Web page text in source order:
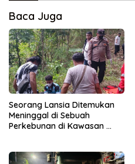
Baca Juga
Seorang Lansia Ditemukan
Meninggal di Sebuah
Perkebunan di Kawasan